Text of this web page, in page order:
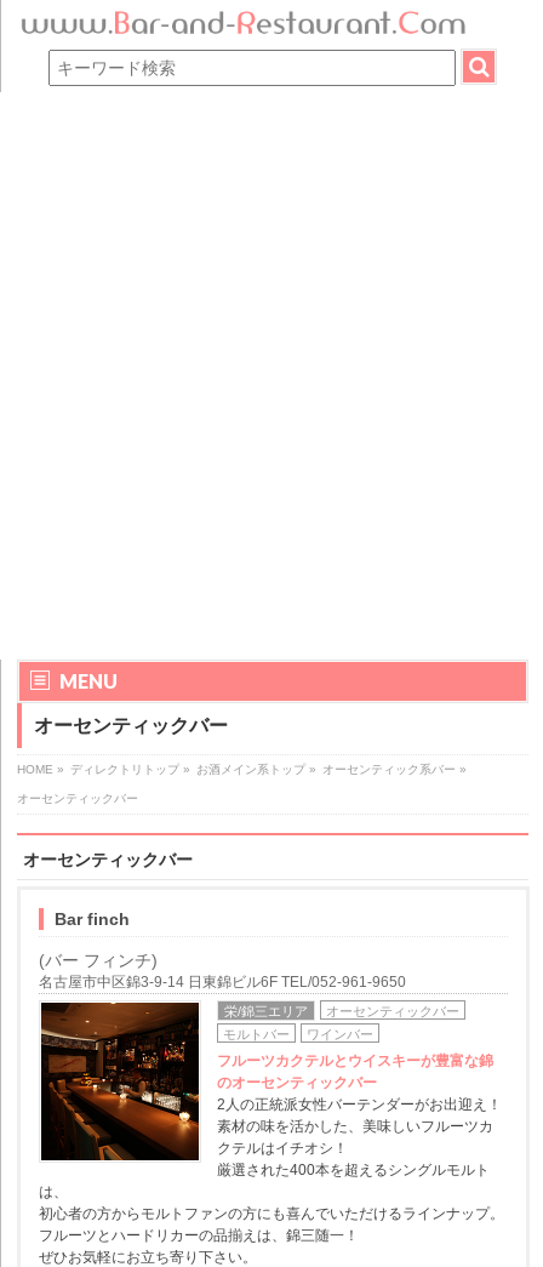
MENU
オーセンティックバー
HOME » ディレクトリトップ » お酒メイン系トップ » オーセンティック系バー »
オーセンティックバー
オーセンティックバー
Bar finch
(バー フィンチ)
名古屋市中区錦3-9-14 日東錦ビル6F TEL/052-961-9650
栄/錦三エリア
オーセンティックバー
モルトバー
ワインバー
フルーツカクテルとウイスキーが豊富な錦
のオーセンティックバー
2人の正統派女性バーテンダーがお出迎え！
素材の味を活かした、美味しいフルーツカ
クテルはイチオシ！
厳選された400本を超えるシングルモルト
は、
初心者の方からモルトファンの方にも喜んでいただけるラインナップ。
フルーツとハードリカーの品揃えは、錦三随一！
ぜひお気軽にお立ち寄り下さい。